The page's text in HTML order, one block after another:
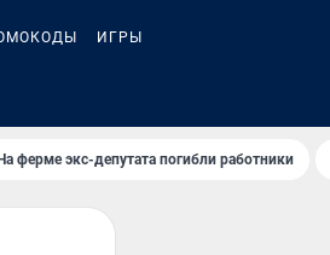
ИГРЫ
ферме экс-депутата погибли работники